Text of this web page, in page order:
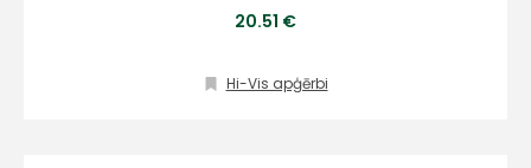
20.51 €
Hi-Vis apģērbi